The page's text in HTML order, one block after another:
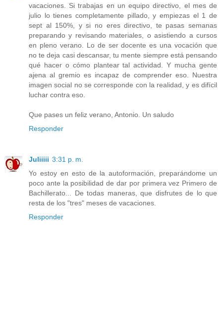
vacaciones. Si trabajas en un equipo directivo, el mes de
julio lo tienes completamente pillado, y empiezas el 1 de
sept al 150%, y si no eres directivo, te pasas semanas
preparando y revisando materiales, o asistiendo a cursos
en pleno verano. Lo de ser docente es una vocación que
no te deja casi descansar, tu mente siempre está pensando
qué hacer o cómo plantear tal actividad. Y mucha gente
ajena al gremio es incapaz de comprender eso. Nuestra
imagen social no se corresponde con la realidad, y es difícil
luchar contra eso.
Que pases un feliz verano, Antonio. Un saludo
Responder
Juliiiii 3:31 p. m.
Yo estoy en esto de la autoformación, preparándome un
poco ante la posibilidad de dar por primera vez Primero de
Bachillerato... De todas maneras, que disfrutes de lo que
resta de los "tres" meses de vacaciones.
Responder